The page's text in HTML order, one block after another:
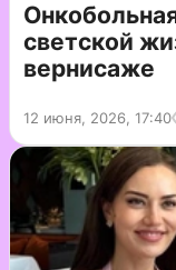
светской
вернисаже
12 июня, 2026, 17:40